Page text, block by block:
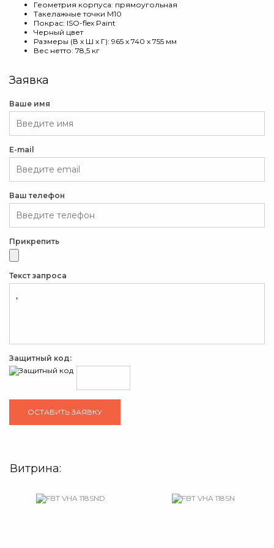
Геометрия корпуса: прямоугольная
Такелажные точки M10
Покрас: ISO-flex Paint
Черный цвет
Размеры (В х Ш х Г): 965 x 740 x 755 мм
Вес нетто: 78,5 кг
Заявка
Ваше имя
E-mail
Ваш телефон
Прикрепить
Текст запроса
Защитный код:
Витрина: